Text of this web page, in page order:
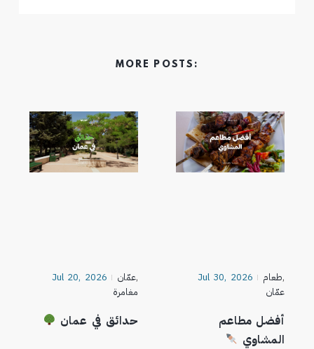
MORE POSTS:
Jul 30, 2026 طعام,
عمّان
أفضل مطاعم
المشاوي
Jul 20, 2026 عمّان,
مغامرة
حدائق في عمان